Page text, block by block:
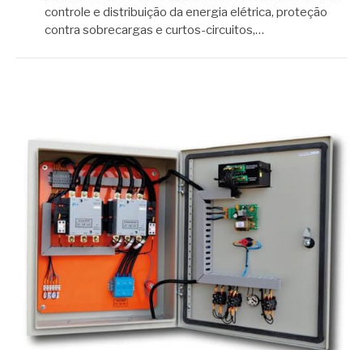
controle e distribuição da energia elétrica, proteção
contra sobrecargas e curtos-circuitos,…